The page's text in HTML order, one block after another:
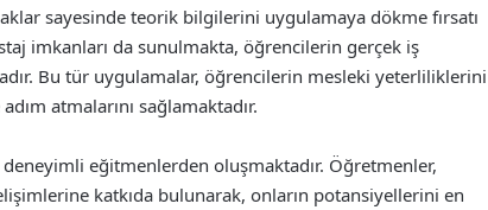
sayesinde teorik bilgilerini uygulamaya dökme fırsatı
imkanları da sunulmakta, öğrencilerin gerçek iş
Bu tür uygulamalar, öğrencilerin mesleki yeterliliklerini
atmalarını sağlamaktadır.
eğitmenlerden oluşmaktadır. Öğretmenler,
katkıda bulunarak, onların potansiyellerini en